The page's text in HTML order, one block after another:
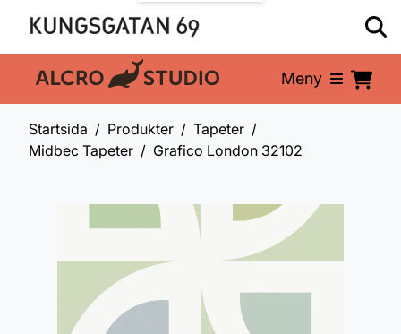
En del av: Meny
Startsida Produkter
Tapeter
Midbec Tapeter
Grafico London 32102